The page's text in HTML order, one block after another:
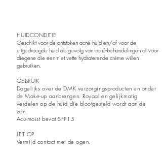
HUIDCONDITIE
Geschikt voor de ontstoken acné huid en/of voor de
uitgedroogde huid als gevolg van acné-behandelingen of voor
diegene die een niet vette hydraterende crème willen
gebruiken.
GEBRUIK
Dagelijks over de DMK verzorgingsproducten en onder
de Make-up aanbrengen. Royaal en gelijkmatig
verdelen op de huid die blootgesteld wordt aan de
zon.
Acu-moist bevatSFP15
LET OP
Vermijd contact met de ogen.